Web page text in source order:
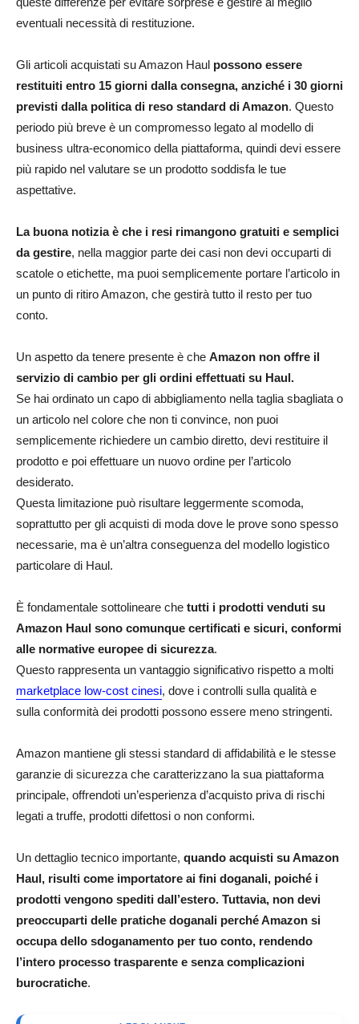
eventuali necessità di restituzione.​
Gli articoli acquistati su Amazon Haul possono essere
restituiti entro 15 giorni dalla consegna, anziché i 30 giorni
previsti dalla politica di reso standard di Amazon. Questo
periodo più breve è un compromesso legato al modello di
business ultra-economico della piattaforma, quindi devi essere
più rapido nel valutare se un prodotto soddisfa le tue
aspettative.
La buona notizia è che i resi rimangono gratuiti e semplici
da gestire, nella maggior parte dei casi non devi occuparti di
scatole o etichette, ma puoi semplicemente portare l’articolo in
un punto di ritiro Amazon, che gestirà tutto il resto per tuo
conto.​
Un aspetto da tenere presente è che Amazon non offre il
servizio di cambio per gli ordini effettuati su Haul.
Se hai ordinato un capo di abbigliamento nella taglia sbagliata o
un articolo nel colore che non ti convince, non puoi
semplicemente richiedere un cambio diretto, devi restituire il
prodotto e poi effettuare un nuovo ordine per l’articolo
desiderato.
Questa limitazione può risultare leggermente scomoda,
soprattutto per gli acquisti di moda dove le prove sono spesso
necessarie, ma è un’altra conseguenza del modello logistico
particolare di Haul.​
È fondamentale sottolineare che tutti i prodotti venduti su
Amazon Haul sono comunque certificati e sicuri, conformi
alle normative europee di sicurezza.
Questo rappresenta un vantaggio significativo rispetto a molti
marketplace low-cost cinesi, dove i controlli sulla qualità e
sulla conformità dei prodotti possono essere meno stringenti.
Amazon mantiene gli stessi standard di affidabilità e le stesse
garanzie di sicurezza che caratterizzano la sua piattaforma
principale, offrendoti un’esperienza d’acquisto priva di rischi
legati a truffe, prodotti difettosi o non conformi.
Un dettaglio tecnico importante, quando acquisti su Amazon
Haul, risulti come importatore ai fini doganali, poiché i
prodotti vengono spediti dall’estero. Tuttavia, non devi
preoccuparti delle pratiche doganali perché Amazon si
occupa dello sdoganamento per tuo conto, rendendo
l’intero processo trasparente e senza complicazioni
burocratiche.